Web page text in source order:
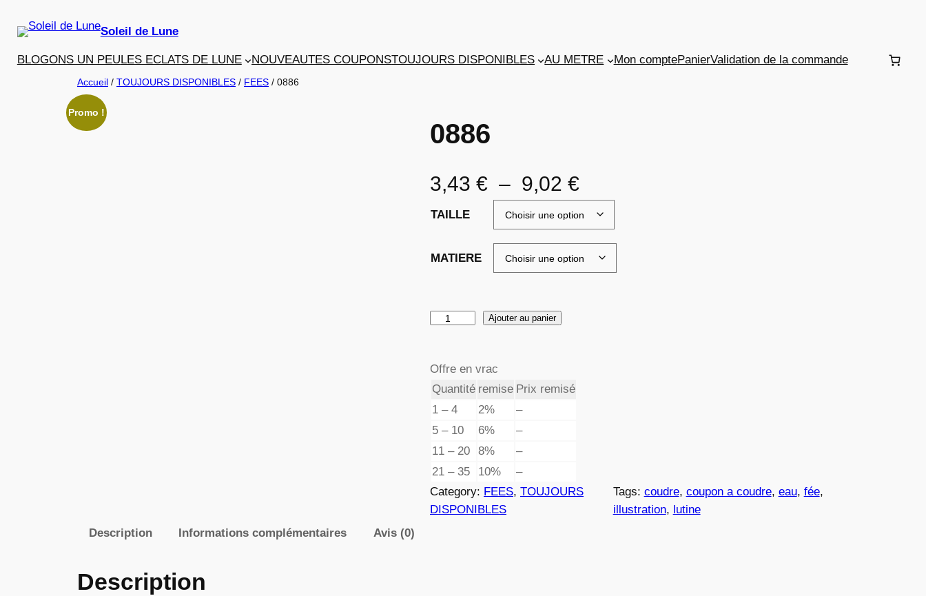
Soleil de Lune
BLOGONS UN PEU LES ECLATS DE LUNE NOUVEAUTES COUPONSTOUJOURS DISPONIBLES AU METRE Mon comptePanierValidation de la commande
Accueil / TOUJOURS DISPONIBLES / FEES / 0886
Promo !
0886
3,43 € – 9,02 €P
l
a
g
x
TAILLE
MATIERE
n
é
0
8
Ajouter au panier
Offre en vrac
Quantité remise Prix remisé
1 – 4
2%
–
5 – 10
6%
–
11 – 20
8%
–
21 – 35
10%
–
Category: FEES, TOUJOURS
DISPONIBLES
Tags: coudre, coupon a coudre, eau, fée
illustration, lutine
Description
Informations complémentaires Avis (0)
Description